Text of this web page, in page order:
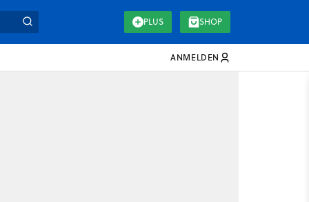
PLUS SHOP
ANMELDEN